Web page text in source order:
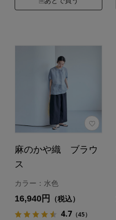
麻のかや織 ブラウ
ス
カラー：水色
16,940円 （税込）
4.7（45）